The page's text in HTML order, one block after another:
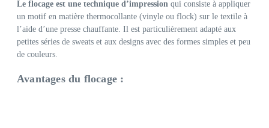
Le flocage est une technique d’impression qui consiste à appliquer
un motif en matière thermocollante (vinyle ou flock) sur le textile à
l’aide d’une presse chauffante. Il est particulièrement adapté aux
petites séries de sweats et aux designs avec des formes simples et peu
de couleurs.
Avantages du flocage :